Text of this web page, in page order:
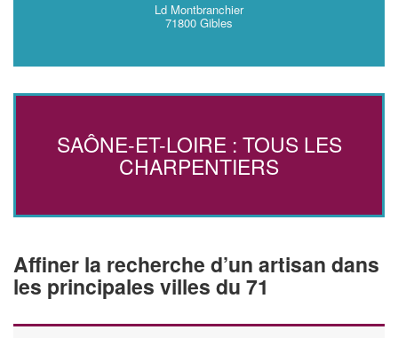
Ld Montbranchier
71800 Gibles
SAÔNE-ET-LOIRE : TOUS LES
CHARPENTIERS
Affiner la recherche d’un artisan dans
les principales villes du 71